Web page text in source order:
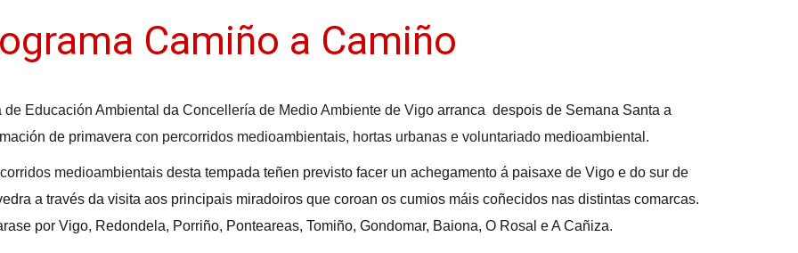
Camiño a Camiño
Educación Ambiental da Concellería de Medio Ambiente de Vigoarranca despois de Semana Santa a
de primavera con percorridos medioambientais, hortas urbanas e voluntariado medioambiental.
medioambientaisdesta tempada teñen previsto facer un achegamento á paisaxe de Vigo e do sur de
a través da visita aos principais miradoiros que coroan os cumios máis coñecidos nas distintas comarcas.
por Vigo, Redondela, Porriño, Ponteareas, Tomiño, Gondomar, Baiona, O Rosal e A Cañiza.